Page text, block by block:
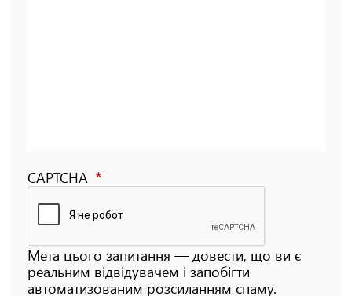
CAPTCHA
Мета цього запитання — довести, що ви є
реальним відвідувачем і запобігти
автоматизованим розсиланням спаму.